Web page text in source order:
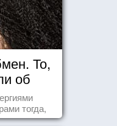
То,
об
тогда,
друг к